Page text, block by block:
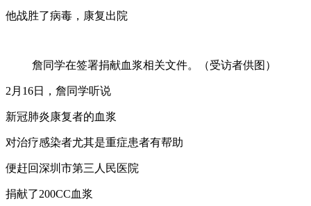
他战胜了病毒，康复出院
詹同学在签署捐献血浆相关文件。（受访者供图）
2月16日，詹同学听说
新冠肺炎康复者的血浆
对治疗感染者尤其是重症患者有帮助
便赶回深圳市第三人民医院
捐献了200CC血浆